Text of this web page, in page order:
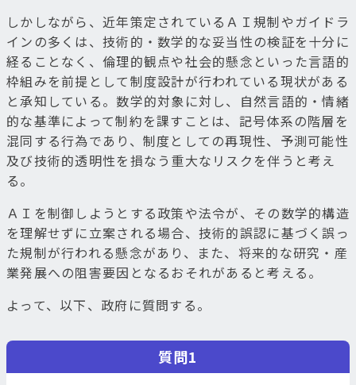
しかしながら、近年策定されているＡＩ規制やガイドラ
インの多くは、技術的・数学的な妥当性の検証を十分に
経ることなく、倫理的観点や社会的懸念といった言語的
枠組みを前提として制度設計が行われている現状がある
と承知している。数学的対象に対し、自然言語的・情緒
的な基準によって制約を課すことは、記号体系の階層を
混同する行為であり、制度としての再現性、予測可能性
及び技術的透明性を損なう重大なリスクを伴うと考え
る。
ＡＩを制御しようとする政策や法令が、その数学的構造
を理解せずに立案される場合、技術的誤認に基づく誤っ
た規制が行われる懸念があり、また、将来的な研究・産
業発展への阻害要因となるおそれがあると考える。
よって、以下、政府に質問する。
質問1